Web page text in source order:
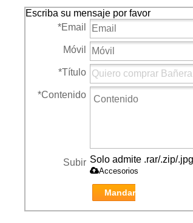
Escriba su mensaje por favor
*Email
Móvil
*Título
*Contenido
Subir Solo admite .rar/.zip/
Accesorios
Mandar